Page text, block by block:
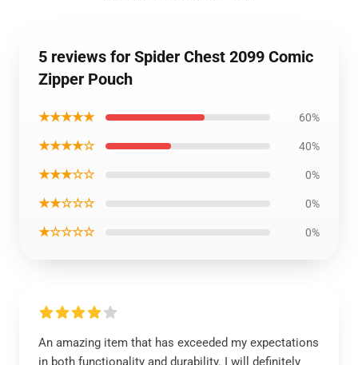
5 reviews for Spider Chest 2099 Comic
Zipper Pouch
★★★★★ 60%
★★★★☆ 40%
★★★☆☆ 0%
★★☆☆☆ 0%
★☆☆☆☆ 0%
An amazing item that has exceeded my expectations
in both functionality and durability. I will definitely